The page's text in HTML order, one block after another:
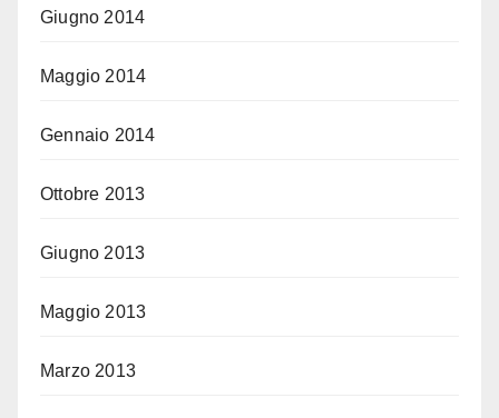
Giugno 2014
Maggio 2014
Gennaio 2014
Ottobre 2013
Giugno 2013
Maggio 2013
Marzo 2013